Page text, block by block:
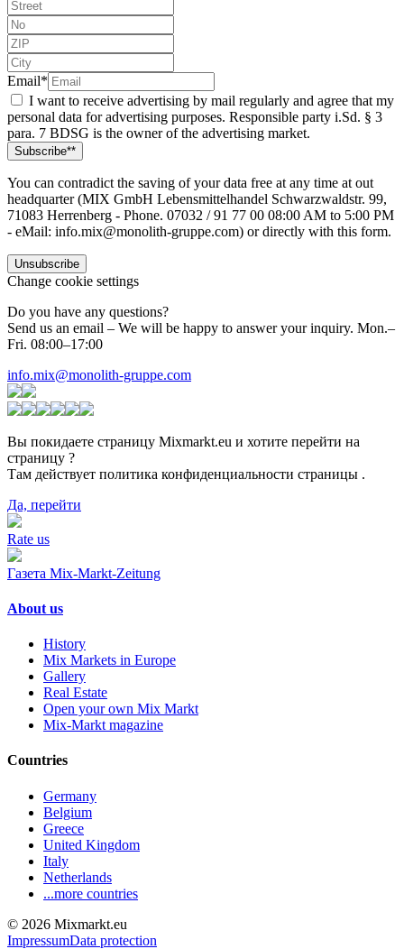
Email*
I want to receive advertising by mail regularly and agree that my
personal data for advertising purposes. Responsible party i.Sd. § 3
para. 7 BDSG is the owner of the advertising market.
You can contradict the saving of your data free at any time at out
headquarter (MIX GmbH Lebensmittelhandel Schwarzwaldstr. 99,
71083 Herrenberg - Phone. 07032 / 91 77 00 08:00 AM to 5:00 PM
- eMail: info.mix@monolith-gruppe.com) or directly with this form.
Change cookie settings
Do you have any questions?
Send us an email – We will be happy to answer your inquiry. Mon.–
Fri. 08:00–17:00
info.mix@monolith-gruppe.com
Вы покидаете страницу Mixmarkt.eu и хотите перейти на
страницу ?
Там действует политика конфиденциальности страницы .
Да, перейти
Rate us
Газета Mix-Markt-Zeitung
About us
History
Mix Markets in Europe
Gallery
Real Estate
Open your own Mix Markt
Mix-Markt magazine
Countries
Germany
Belgium
Greece
United Kingdom
Italy
Netherlands
...more countries
© 2026 Mixmarkt.eu
ImpressumData protection